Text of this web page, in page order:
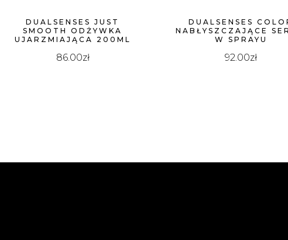
DUALSENSES JUST
SMOOTH ODŻYWKA
UJARZMIAJĄCA 200ML
86.00zł
DUALSENSES
NABŁYSZCZAJĄCE
W SPRAYU
92.00zł